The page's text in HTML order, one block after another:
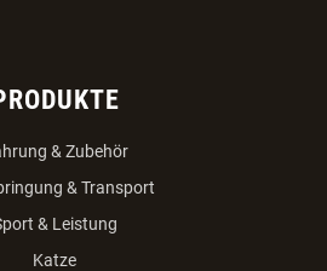
& Zubehör
& Transport
& Leistung
Katze